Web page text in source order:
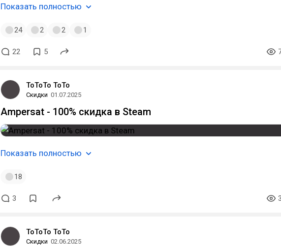
Показать полностью
24 2 2 1
22 5
ToToTo ToTo
Скидки 01.07.2025
Ampersat - 100% скидка в Steam
Показать полностью
18
3
ToToTo ToTo
Скидки 02.06.2025